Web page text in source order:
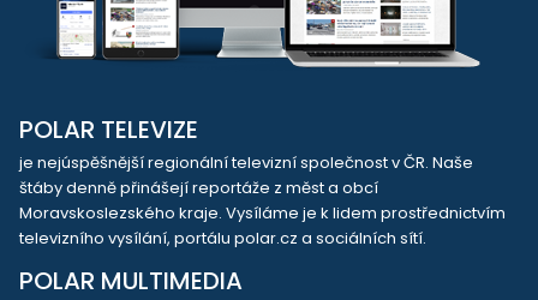
POLAR TELEVIZE
je nejúspěšnější regionální televizní společnost v ČR. Naše
štáby denně přinášejí reportáže z měst a obcí
Moravskoslezského kraje. Vysíláme je k lidem prostřednictvím
televizního vysílání, portálu polar.cz a sociálních sítí.
POLAR MULTIMEDIA